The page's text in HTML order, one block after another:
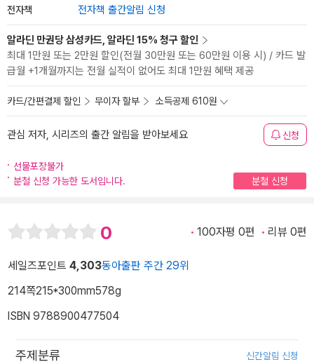
전자책 전자책 출간알림 신청
알라딘 만권당 삼성카드, 알라딘 15% 청구 할인
최대 1만원 또는 2만원 할인(전월 30만원 또는 60만원 이용 시) / 카드 발
급월 +1개월까지는 전월 실적이 없어도 최대 1만원 혜택 제공
카드/간편결제 할인 무이자 할부 소득공제 610원
관심 저자, 시리즈의 출간 알림을 받아보세요 신청
선물포장불가
분철 신청 가능한 도서입니다.
분철 신청
0 100자평 0편 리뷰 0편
세일즈포인트 4,303동아출판 주간 29위
214쪽215*300mm578g
ISBN 9788900477504
주제분류 신간알림 신청